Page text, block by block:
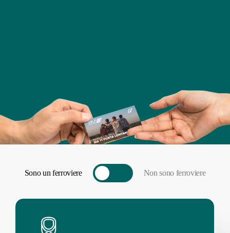
Sono un ferroviere Toggle Non sono ferroviere